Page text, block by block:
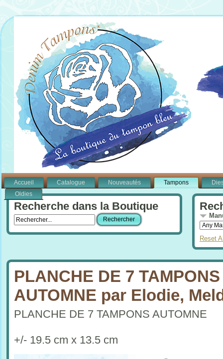
Accueil Catalogue Nouveautés Tampons
Oldies
Recherche dans la Boutique
Reset
PLANCHE DE 7 TAMPONS
AUTOMNE par Elodie,
PLANCHE DE 7 TAMPONS AUTOMNE
+/- 19.5 cm x 13.5 cm